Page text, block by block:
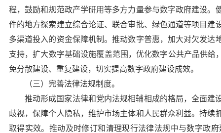
程，鼓励和规范政产学研用等多方力量参与数字政府建设
件的地方探索建立综合论证、联合审批、绿色通道等项目
多渠道投入的资金保障机制。推动数字普惠，加大对欠发
支持，扩大数字基础设施覆盖范围，优化数字公共产品供
免分散建设、重复建设，切实提高数字政府建设成效。
（三）完善法律法规制度。
推动形成国家法律和党内法规相辅相成的格局，全面
歧视，保障个人隐私，维护市场主体和人民群众利益。持
取得实效。推动及时修订和清理现行法律法规中与数字政